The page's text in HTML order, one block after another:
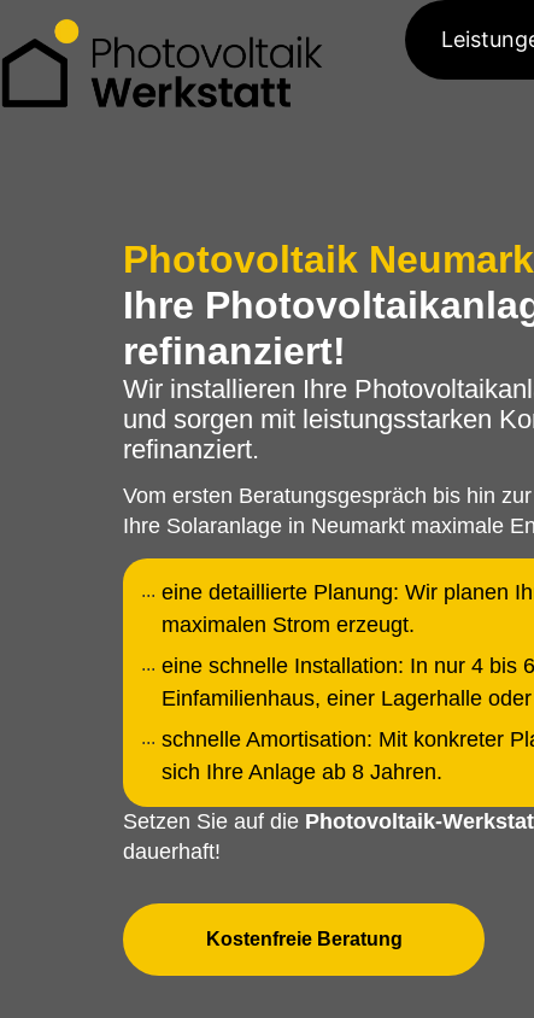
Photovoltaik
Ihre
refinanziert!
Wir installieren Ihre
und sorgen mit leistungsstarken
refinanziert.
Vom ersten Beratungsgespräch bis hin
Ihre Solaranlage in Neumarkt maximale
eine detaillierte Planung: Wir planen
maximalen Strom erzeugt.
eine schnelle Installation: In nur 4 bis
Einfamilienhaus, einer Lagerhalle
schnelle Amortisation: Mit konkreter
sich Ihre Anlage ab 8 Jahren.
Setzen Sie auf die Photovoltaik-
dauerhaft!
Kostenfreie Beratung